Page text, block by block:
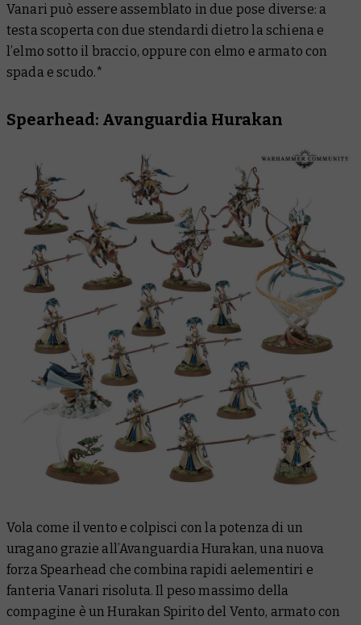
Vanari può essere assemblato in due pose diverse: a
testa scoperta con due stendardi dietro la schiena e
l’elmo sotto il braccio, oppure con elmo e armato con
spada e scudo.*
Spearhead: Avanguardia Hurakan
Vola come il vento e colpisci con la potenza di un
uragano grazie all’Avanguardia Hurakan, una nuova
forza Spearhead che combina rapidi aelementiri e
fanteria Vanari risoluta. Il peso massimo della
compagine è un Hurakan Spirito del Vento, armato con